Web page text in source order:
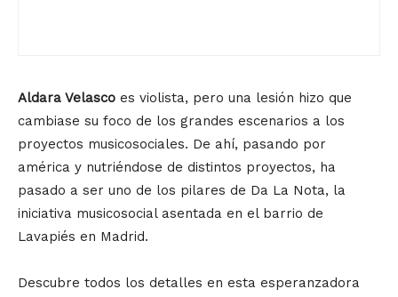
Aldara Velasco es violista, pero una lesión hizo que
cambiase su foco de los grandes escenarios a los
proyectos musicosociales. De ahí, pasando por
américa y nutriéndose de distintos proyectos, ha
pasado a ser uno de los pilares de Da La Nota, la
iniciativa musicosocial asentada en el barrio de
Lavapiés en Madrid.
Descubre todos los detalles en esta esperanzadora